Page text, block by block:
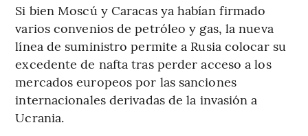
Si bien Moscú y Caracas ya habían firmado
varios convenios de petróleo y gas, la nueva
línea de suministro permite a Rusia colocar su
excedente de nafta tras perder acceso a los
mercados europeos por las sanciones
internacionales derivadas de la invasión a
Ucrania.